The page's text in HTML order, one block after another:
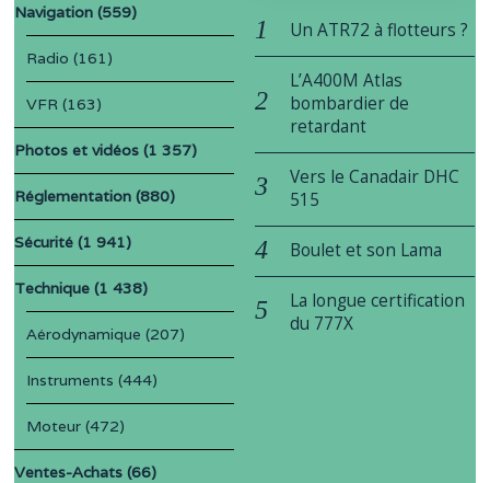
Navigation (559)
Radio (161)
VFR (163)
Photos et vidéos (1 357)
Réglementation (880)
Sécurité (1 941)
Technique (1 438)
Aérodynamique (207)
Instruments (444)
Moteur (472)
Ventes-Achats (66)
Un ATR72 à flotteurs ?
L’A400M Atlas
bombardier de
retardant
Vers le Canadair DHC
515
Boulet et son Lama
La longue certification
du 777X